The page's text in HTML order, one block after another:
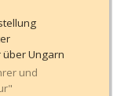
Ungarn
von
und